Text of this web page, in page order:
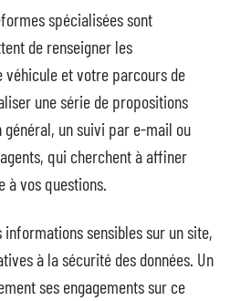
spécialisées sont
de renseigner les
et votre parcours de
une série de propositions
un suivi par e-mail ou
qui cherchent à affiner
à vos questions.
sensibles sur un site,
à la sécurité des données. Un
ses engagements sur ce